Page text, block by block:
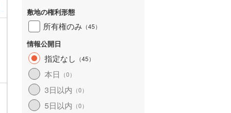
敷地の権利形態
所有権のみ （45）
情報公開日
指定なし （45）
本日 （0）
3日以内 （0）
5日以内 （0）
湘南モノレール江の島線
富士急行線(3)
東葉高速鉄道
ディズニーリゾートライン